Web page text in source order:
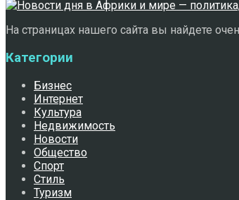
На страницах нашего сайта вы найдете
Категории
Бизнес
Интернет
Культура
Недвижимость
Новости
Общество
Спорт
Стиль
Туризм